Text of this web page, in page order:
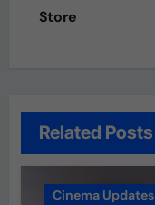
Store
Related Posts
Cinema Updates